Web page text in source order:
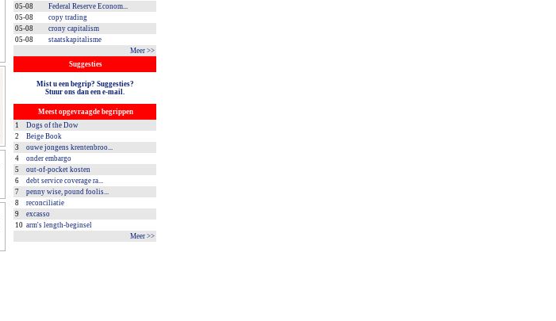
05-08
Federal Reserve Econom...
05-08
copy trading
05-08
crony capitalism
05-08
staatskapitalisme
Meer >>
Suggesties
Mist u een begrip? Suggesties?
Stuur ons dan een e-mail.
Meest opgevraagde begrippen
1
Dogs of the Dow
2
Beige Book
3
ouwe jongens krentenbroo...
4
onder embargo
5
out-of-pocket kosten
6
debt service coverage ra...
7
penny wise, pound foolis...
8
reconciliatie
9
excasso
10 arm's length-beginsel
Meer >>